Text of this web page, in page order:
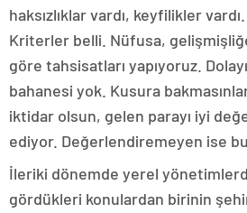
haksızlıklar vardı, keyfilikler
Kriterler belli. Nüfusa,
göre tahsisatları yapıyoruz.
bahanesi yok. Kusura
iktidar olsun, gelen parayı iyi
ediyor. Değerlendiremeyen ise
İleriki dönemde yerel
gördükleri konulardan birinin